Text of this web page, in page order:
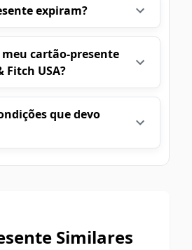
expiram?
cartão-presente
Fitch USA?
que devo
Similares